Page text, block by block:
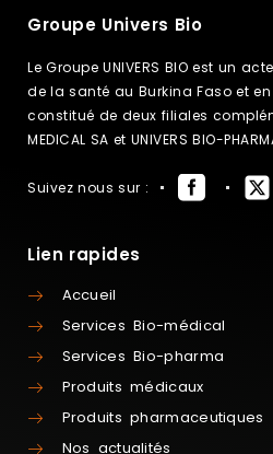
Groupe Univers Bio
Le Groupe UNIVERS BIO est un
de la santé au Burkina Faso et en
constitué de deux filiales
MEDICAL SA et UNIVERS BIO-
Suivez nous sur :
Lien rapides
Accueil
Services Bio-médical
Services Bio-pharma
Produits médicaux
Produits pharmaceutiques
Nos actualités